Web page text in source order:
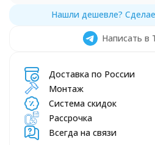
Написать в
Доставка по России
Монтаж
Система скидок
Рассрочка
Всегда на связи